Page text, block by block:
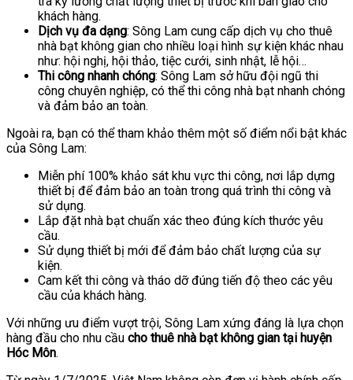
khách hàng.
Dịch vụ đa dạng: Sông Lam cung cấp dịch vụ cho thuê
nhà bạt không gian cho nhiều loại hình sự kiện khác nhau
như: hội nghị, hội thảo, tiệc cưới, sinh nhật, lễ hội…
Thi công nhanh chóng: Sông Lam sở hữu đội ngũ thi
công chuyên nghiệp, có thể thi công nhà bạt nhanh chóng
và đảm bảo an toàn.
Ngoài ra, bạn có thể tham khảo thêm một số điểm nổi bật khác
của Sông Lam:
Miễn phí 100% khảo sát khu vực thi công, nơi lắp dựng
thiết bị để đảm bảo an toàn trong quá trình thi công và
sử dụng.
Lắp đặt nhà bạt chuẩn xác theo đúng kích thước yêu
cầu.
Sử dụng thiết bị mới để đảm bảo chất lượng của sự
kiện.
Cam kết thi công và tháo dỡ đúng tiến độ theo các yêu
cầu của khách hàng.
Với những ưu điểm vượt trội, Sông Lam xứng đáng là lựa chọn
hàng đầu cho nhu cầu cho thuê nhà bạt không gian tại huyện
Hóc Môn.